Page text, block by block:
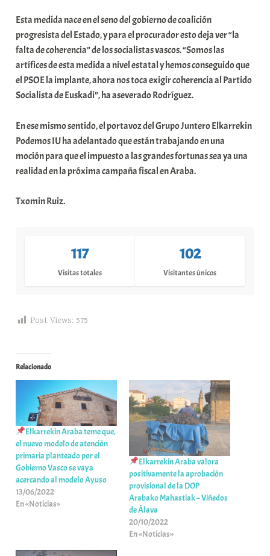
Esta medida nace en el seno del gobierno de coalición
progresista del Estado, y para el procurador esto deja ver “la
falta de coherencia” de los socialistas vascos. “Somos las
artífices de esta medida a nivel estatal y hemos conseguido que
el PSOE la implante, ahora nos toca exigir coherencia al Partido
Socialista de Euskadi”, ha aseverado Rodríguez.
En ese mismo sentido, el portavoz del Grupo Juntero Elkarrekin
Podemos IU ha adelantado que están trabajando en una
moción para que el impuesto a las grandes fortunas sea ya una
realidad en la próxima campaña fiscal en Araba.
Txomin Ruiz.
117
Visitas totales
102
Visitantes únicos
Post Views: 575
Relacionado
Elkarrekin Araba teme que,
el nuevo modelo de atención
primaria planteado por el
Gobierno Vasco se vaya
acercando al modelo Ayuso
13/06/2022
En «Noticias»
Elkarrekin Araba valora
positivamente la aprobación
provisional de la DOP
Arabako Mahastiak – Viñedos
de Álava
20/10/2022
En «Noticias»